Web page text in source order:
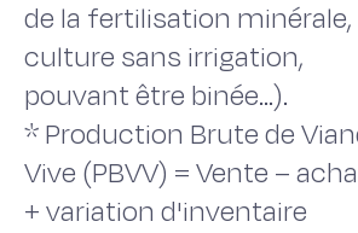
de la fertilisation minérale,
culture sans irrigation,
pouvant être binée...).
* Production Brute de
Vive (PBVV) = Vente –
+ variation d'inventaire